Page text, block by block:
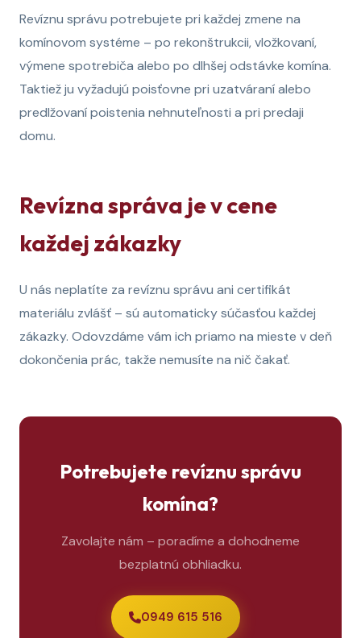
Revíznu správu potrebujete pri každej zmene na
komínovom systéme – po rekonštrukcii, vložkovaní,
výmene spotrebiča alebo po dlhšej odstávke komína.
Taktiež ju vyžadujú poisťovne pri uzatváraní alebo
predlžovaní poistenia nehnuteľnosti a pri predaji
domu.
Revízna správa je v cene
každej zákazky
U nás neplatíte za revíznu správu ani certifikát
materiálu zvlášť – sú automaticky súčasťou každej
zákazky. Odovzdáme vám ich priamo na mieste v deň
dokončenia prác, takže nemusíte na nič čakať.
Potrebujete revíznu správu
komína?
Zavolajte nám – poradíme a dohodneme
bezplatnú obhliadku.
0949 615 516